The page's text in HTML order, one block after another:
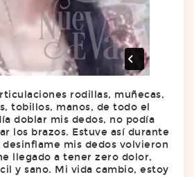
rodillas, muñecas,
tobillos, manos, de todo el
doblar mis dedos, no podía
los brazos. Estuve así durante
desinflame mis dedos volvieron
llegado a tener zero dolor,
y sano. Mi vida cambio, estoy